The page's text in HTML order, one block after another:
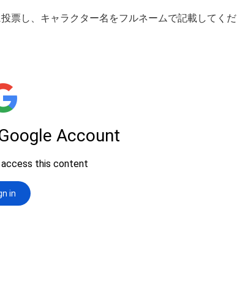
票し、キャラクター名をフルネームで記載してくだ